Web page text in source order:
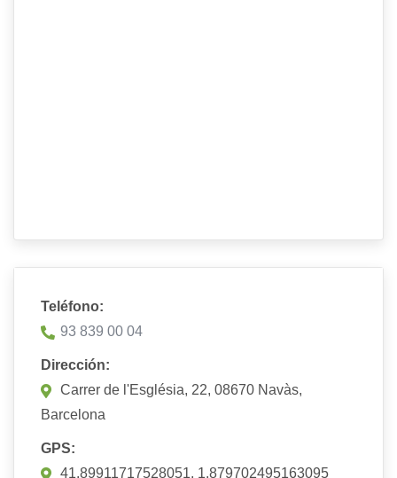
Teléfono:
93 839 00 04
Dirección:
Carrer de l'Església, 22, 08670 Navàs,
Barcelona
GPS:
41.89911717528051, 1.879702495163095